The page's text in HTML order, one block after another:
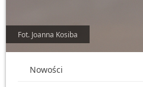
Fot. Joanna Kosiba
Nowości